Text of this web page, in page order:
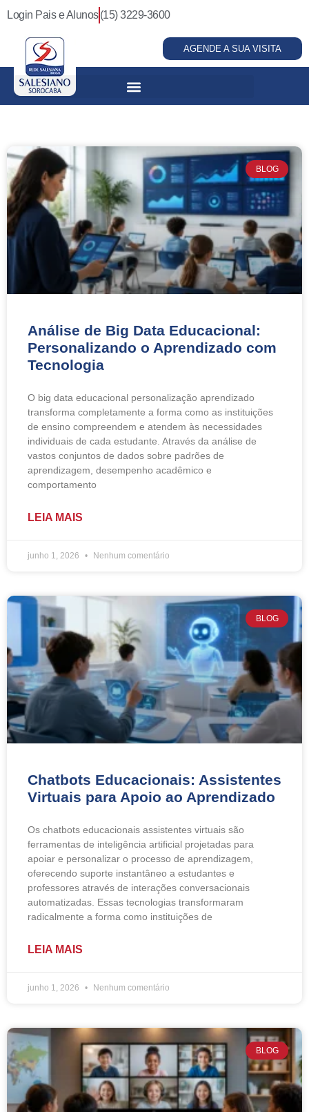
Login Pais e Alunos (15) 3229-3600
AGENDE A SUA VISITA
BLOG
Análise de Big Data Educacional:
Personalizando o Aprendizado com
Tecnologia
O big data educacional personalização aprendizado
transforma completamente a forma como as instituições
de ensino compreendem e atendem às necessidades
individuais de cada estudante. Através da análise de
vastos conjuntos de dados sobre padrões de
aprendizagem, desempenho acadêmico e
comportamento
LEIA MAIS
junho 1, 2026 Nenhum comentário
BLOG
Chatbots Educacionais: Assistentes
Virtuais para Apoio ao Aprendizado
Os chatbots educacionais assistentes virtuais são
ferramentas de inteligência artificial projetadas para
apoiar e personalizar o processo de aprendizagem,
oferecendo suporte instantâneo a estudantes e
professores através de interações conversacionais
automatizadas. Essas tecnologias transformaram
radicalmente a forma como instituições de
LEIA MAIS
junho 1, 2026 Nenhum comentário
BLOG